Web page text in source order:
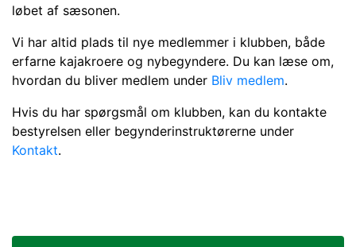
løbet af sæsonen.
Vi har altid plads til nye medlemmer i klubben, både
erfarne kajakroere og nybegyndere. Du kan læse om,
hvordan du bliver medlem under Bliv medlem.
Hvis du har spørgsmål om klubben, kan du kontakte
bestyrelsen eller begynderinstruktørerne under
Kontakt.